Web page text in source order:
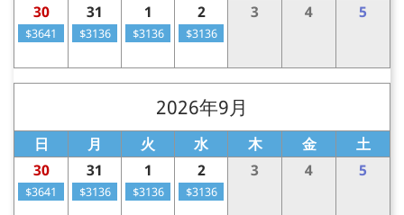
30
$3641
31
$3136
1
$3136
2
$3136
3 4 5
2026年9月
日 月 火 水 木 金
土
30
$3641
31
$3136
1
$3136
2
$3136
3 4 5